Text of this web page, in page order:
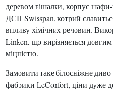
деревом вішалки, корпус
ДСП Swisspan, котрий
впливу хімічних речовин.
Linken, що вирізняється
міцністю.
Замовити таке білосніжне
фабрики LeConfort, ціни дуже